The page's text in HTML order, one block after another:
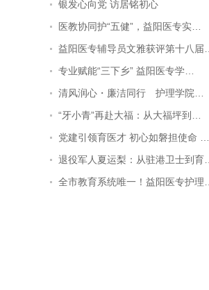
银发心向党 访居铭初心
医教协同护“五健”，益阳医专实…
益阳医专辅导员文雅获评第十八届…
专业赋能“三下乡” 益阳医专学…
​清风润心・廉洁同行 护理学院…
“牙小青”再赴大福：从大福坪到…
党建引领育医才 初心如磐担使命 …
退役军人夏运梨：从驻港卫士到育…
全市教育系统唯一！益阳医专护理…